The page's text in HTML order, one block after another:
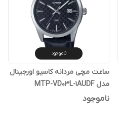
ناموجود
ساعت مچی مردانه کاسیو اورجینال
مدل MTP-VD03L-1AUDF
ناموجود